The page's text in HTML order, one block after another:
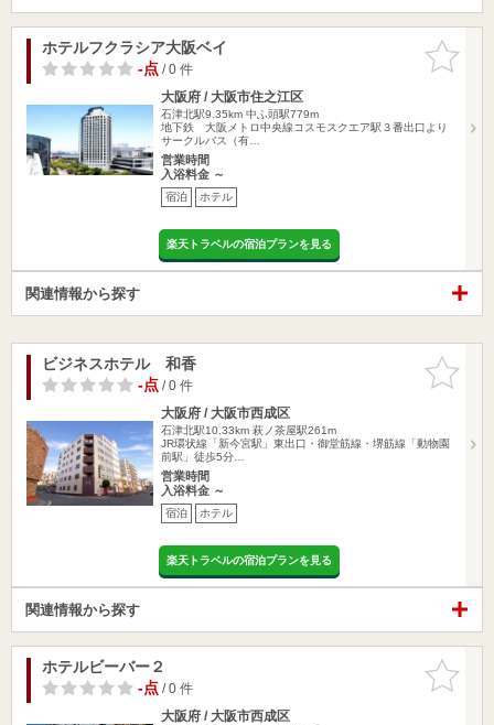
お気に入
りに追加
ホテルフクラシア大阪ベイ
-点/ 0 件
大阪府 / 大阪市住之江区
石津北駅9.35km 中ふ頭駅779m
地下鉄 大阪メトロ中央線コスモスクエア駅３番出口より
サークルバス（有…
営業時間
入浴料金 ～
宿泊 ホテル
楽天トラベルの宿泊プランを見る
関連情報から探す
お気に入
りに追加
ビジネスホテル 和香
-点/ 0 件
大阪府 / 大阪市西成区
石津北駅10.33km 萩ノ茶屋駅261m
JR環状線「新今宮駅」東出口・御堂筋線・堺筋線「動物園
前駅」徒歩5分…
営業時間
入浴料金 ～
宿泊 ホテル
楽天トラベルの宿泊プランを見る
関連情報から探す
お気に入
りに追加
ホテルビーバー２
-点/ 0 件
大阪府 / 大阪市西成区